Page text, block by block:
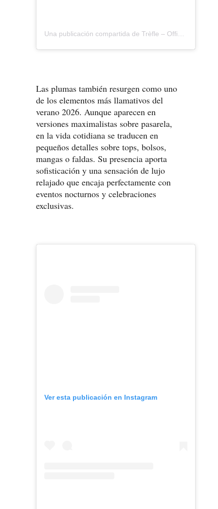
Las plumas también resurgen como uno
de los elementos más llamativos del
verano 2026. Aunque aparecen en
versiones maximalistas sobre pasarela,
en la vida cotidiana se traducen en
pequeños detalles sobre tops, bolsos,
mangas o faldas. Su presencia aporta
sofisticación y una sensación de lujo
relajado que encaja perfectamente con
eventos nocturnos y celebraciones
exclusivas.
Ver esta publicación en Instagram